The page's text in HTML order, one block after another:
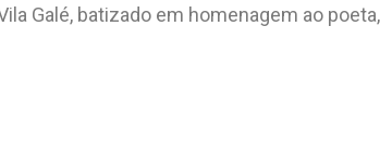
Galé, batizado em homenagem ao